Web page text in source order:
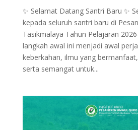
✨ Selamat Datang Santri Baru ✨
kepada seluruh santri baru di
Tasikmalaya Tahun Pelajaran
langkah awal ini menjadi awal
keberkahan, ilmu yang
serta semangat untuk...